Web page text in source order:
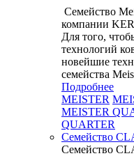
Семейство
компании
Для того,
технологий
новейшие
семейства
Подробнее
MEISTER
MEISTER
QUARTER
Семейство
Семейство